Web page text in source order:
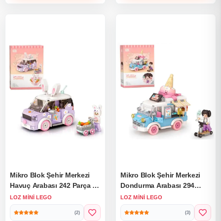
Mikro Blok Şehir Merkezi
Havuç Arabası 242 Parça -
Lego Setleri - Loz Mini
Lego - Çiçek Lego - Loz
Lego - Mikro Bloklar
LOZ MINI LEGO
(2)
Mikro Blok Şehir Merkezi
Dondurma Arabası 294
Parça - Lego Setleri - Loz
Mini Lego - Çiçek Lego -
Loz Lego - Mikro Bloklar
LOZ MINI LEGO
(3)